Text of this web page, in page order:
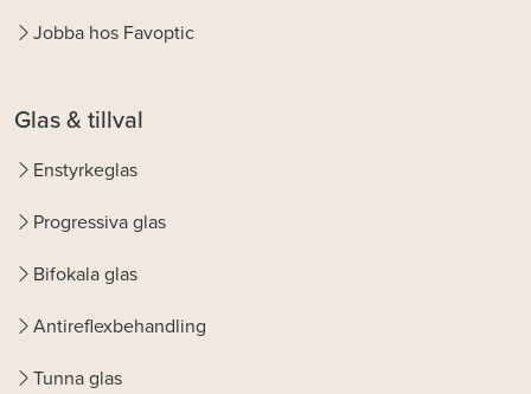
Jobba hos Favoptic
Glas & tillval
Enstyrkeglas
Progressiva glas
Bifokala glas
Antireflexbehandling
Tunna glas